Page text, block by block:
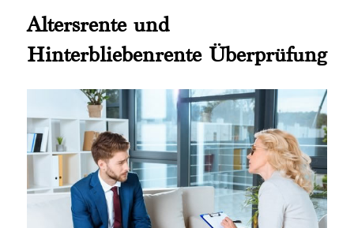
Altersrente und
Hinterbliebenrente Überprüfung